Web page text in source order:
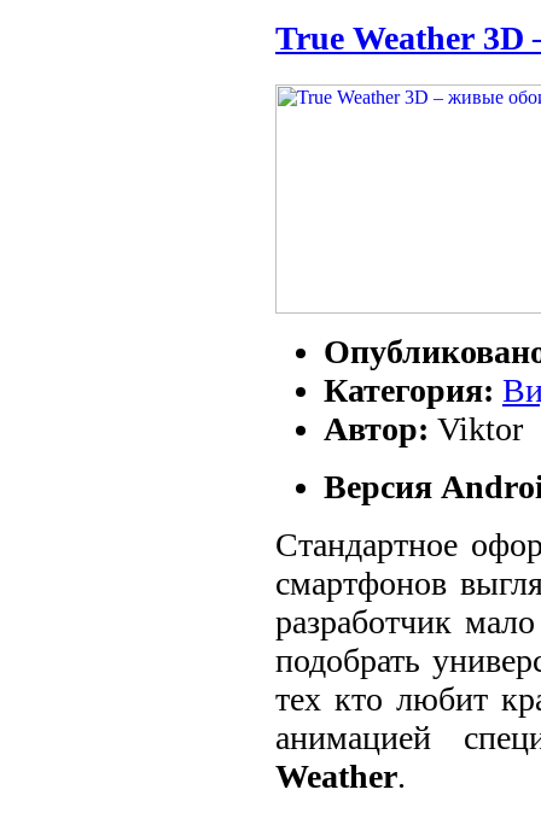
True Weather
Категория:
Автор: Viktor
Версия
Стандартное
смартфонов
разработчик
подобрать
тех кто любит
анимацией
Weather.